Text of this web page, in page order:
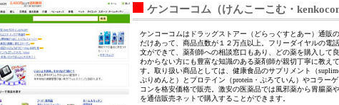
ケンコーコム（けんこーこむ・
ケンコーコムはドラッグストアー（どらっぐすとあー）通販
だけあって、商品点数が１２万点以上。フリーダイヤルの電
文ができて、薬剤師への相談窓口もあり、どの薬を購入して
わからない方にも豊富な知識のある薬剤師が親切丁寧に教え
す。取り扱い商品としては、健康食品のサプリメント（
ぷりめんと）とプロテイン（protein・ぷろていん）やコラー
コンを格安価格で販売。激安の医薬品では風邪薬から胃腸薬
を通信販売ネットで購入することができます。